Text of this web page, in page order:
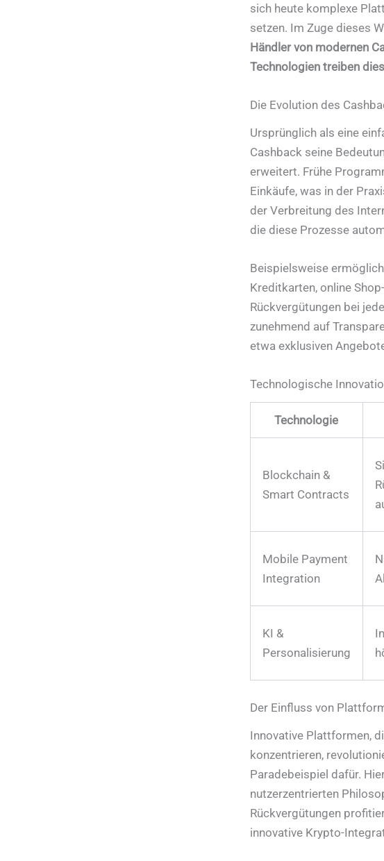
sich heute komplexe
setzen. Im Zuge dieses
Händler von modernen
Technologien treiben
Die Evolution des
Ursprünglich als eine
Cashback seine
erweitert. Frühe
Einkäufe, was in der
der Verbreitung des
die diese Prozesse
Beispielsweise
Kreditkarten, online
Rückvergütungen bei
zunehmend auf
etwa exklusiven
Technologische
Technologie
Blockchain &
Smart Contracts
Mobile Payment
Integration
KI &
Personalisierung
Der Einfluss von
Innovative Plattformen,
konzentrieren,
Paradebeispiel dafür.
nutzerzentrierten
Rückvergütungen
innovative Krypto-